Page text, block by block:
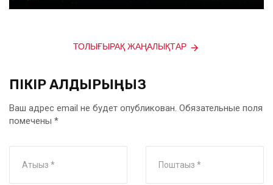
ТОЛЫҒЫРАҚ ЖАҢАЛЫҚТАР
ПІКІР ҚАЛДЫРЫҢЫЗ
Ваш адрес email не будет опубликован. Обязательные поля
помечены *